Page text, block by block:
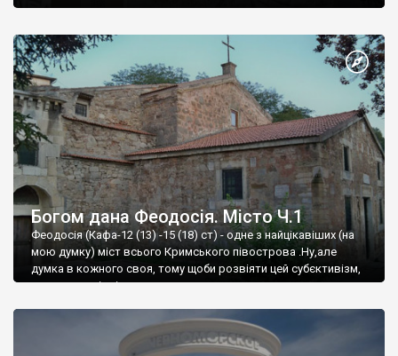
Богом дана Феодосія. Місто Ч.1
Феодосія (Кафа-12 (13) -15 (18) ст) - одне з найцікавіших (на
мою думку) міст всього Кримського півострова .Ну,але
думка в кожного своя, тому щоби розвіяти цей субєктивізм,
запрошую відвідати це